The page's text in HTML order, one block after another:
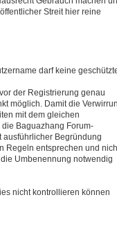
Streit hier reine
darf keine
der Registrierung genau
möglich. Damit die
mit dem gleichen
Baguazhang Forum-
ausführlicher Begründung
Regeln entsprechen und
Umbenennung notwendig
nicht kontrollieren können